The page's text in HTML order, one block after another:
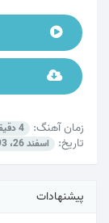
زمان آهنگ: 4 دقیقه و 38 ثانیه
تاریخ: اسفند 26، 1393
پیشنهادات